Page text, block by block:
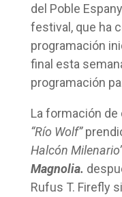
del Poble
festival, que ha
programación
final esta
programación
La formación
“Río Wolf”
Halcón
Magnolia.
Rufus T. Firefly